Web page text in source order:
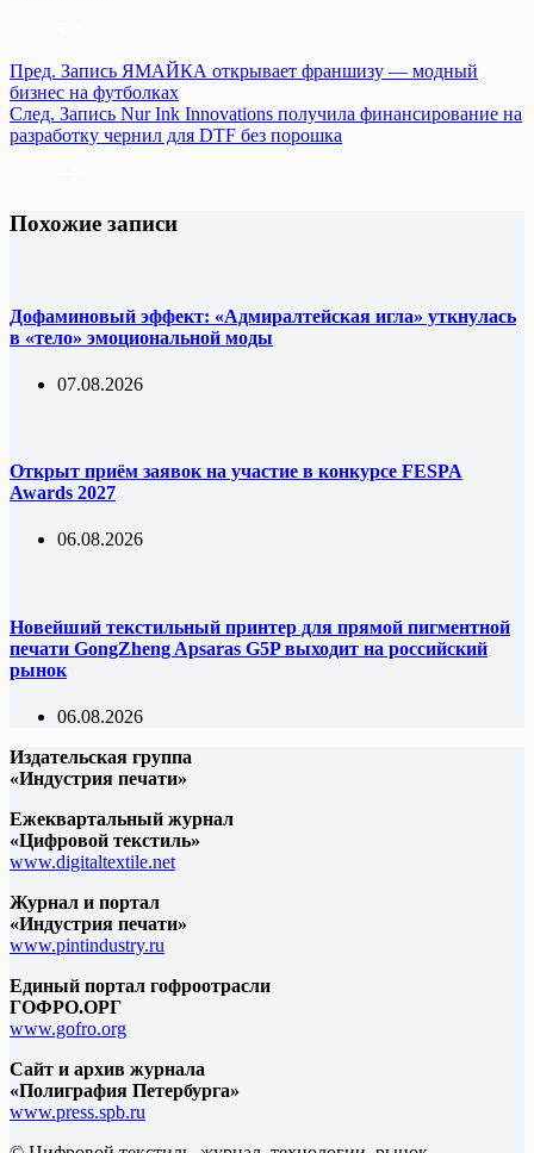
Пред. Запись ЯМАЙКА открывает франшизу — модный
бизнес на футболках
След. Запись Nur Ink Innovations получила финансирование на
разработку чернил для DTF без порошка
Похожие записи
Дофаминовый эффект: «Адмиралтейская игла» уткнулась
в «тело» эмоциональной моды
07.08.2026
Открыт приём заявок на участие в конкурсе FESPA
Awards 2027
06.08.2026
Новейший текстильный принтер для прямой пигментной
печати GongZheng Apsaras G5P выходит на российский
рынок
06.08.2026
Издательская группа
«Индустрия печати»
Ежеквартальный журнал
«Цифровой текстиль»
www.digitaltextile.net
Журнал и портал
«Индустрия печати»
www.pintindustry.ru
Единый портал гофроотрасли
ГОФРО.ОРГ
www.gofro.org
Сайт и архив журнала
«Полиграфия Петербурга»
www.press.spb.ru